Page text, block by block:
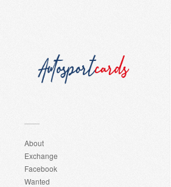
About
Exchange
Facebook
Wanted